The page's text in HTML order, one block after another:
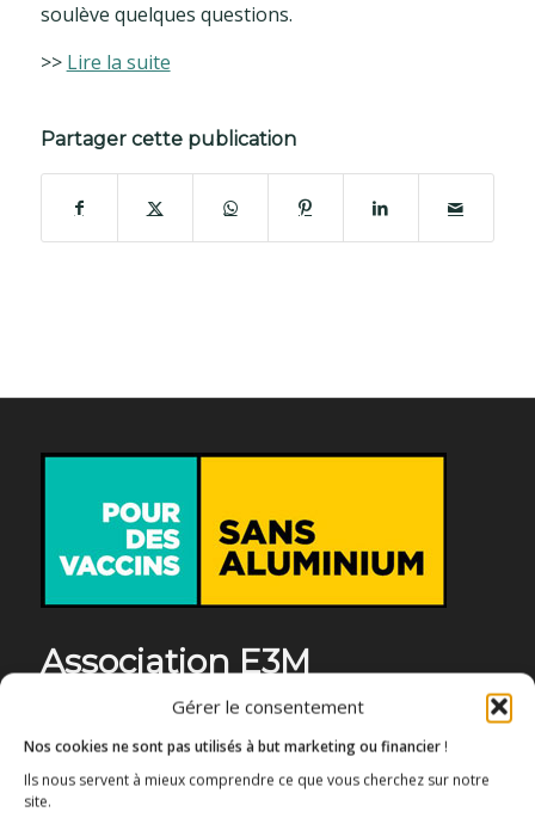
Gérer le consentement
Nos cookies ne sont pas utilisés à but marketing ou financier !
Ils nous servent à mieux comprendre ce que vous cherchez sur notre
site.
soulève quelques questions.
>> Lire la suite
Partager cette publication
Association E3M
Qui sommes-nous ? AIDEZ-NOUS !